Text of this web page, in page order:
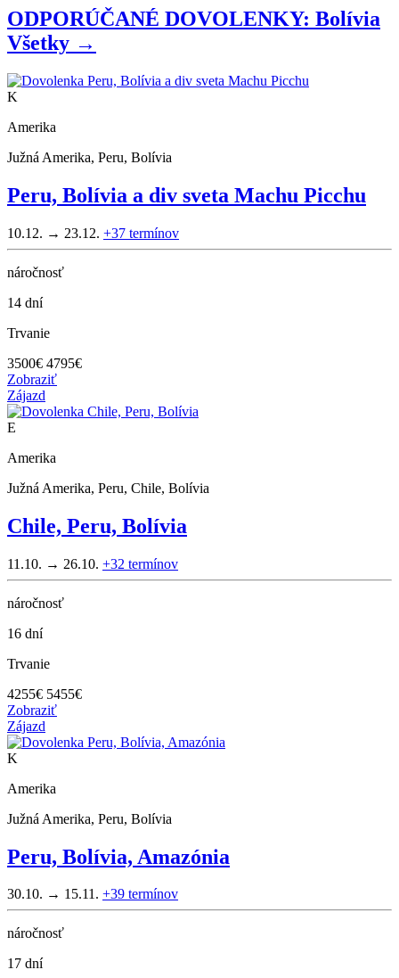
ODPORÚČANÉ DOVOLENKY: Bolívia
Všetky →
K
Amerika
Južná Amerika, Peru, Bolívia
Peru, Bolívia a div sveta Machu Picchu
10.12. → 23.12. +37 termínov
náročnosť
14 dní
Trvanie
3500€ 4795€
Zobraziť
Zájazd
E
Amerika
Južná Amerika, Peru, Chile, Bolívia
Chile, Peru, Bolívia
11.10. → 26.10. +32 termínov
náročnosť
16 dní
Trvanie
4255€ 5455€
Zobraziť
Zájazd
K
Amerika
Južná Amerika, Peru, Bolívia
Peru, Bolívia, Amazónia
30.10. → 15.11. +39 termínov
náročnosť
17 dní